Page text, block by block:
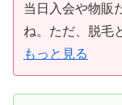
当日入会や物販
ね。ただ、脱毛
もっと見る